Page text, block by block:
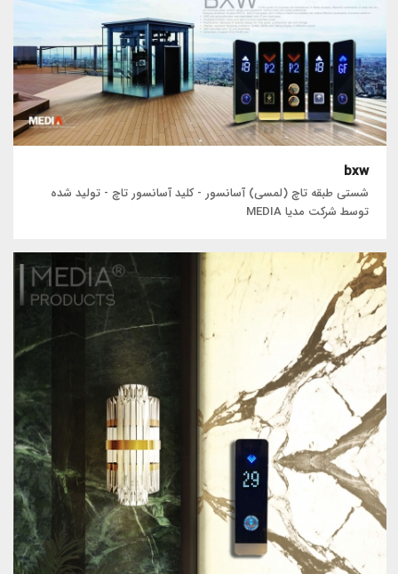
bxw
شستی طبقه تاچ (لمسی) آسانسور - کلید آسانسور تاچ - تولید شده
توسط شرکت مدیا MEDIA